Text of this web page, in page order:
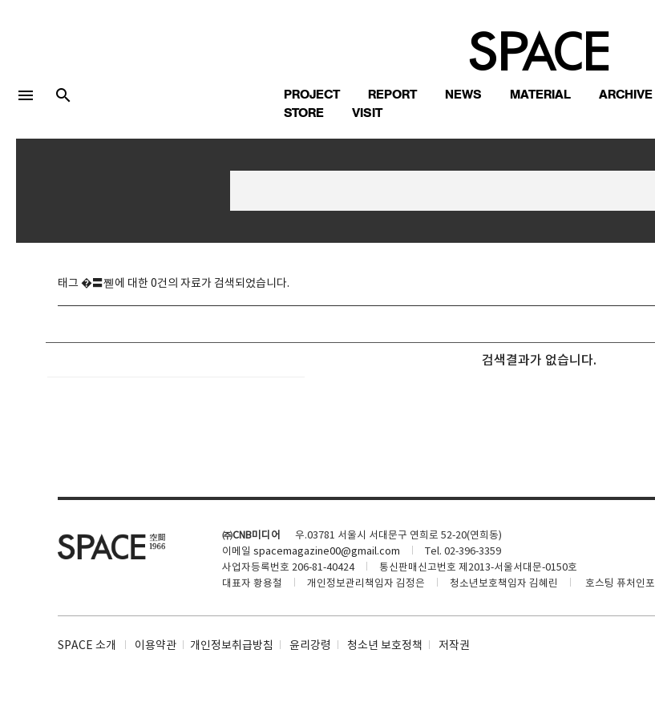
Twitter 로그인
기사문의
Contact
menu search PROJECT REPORT NEWS MATERIAL ARCHIVE
STORE
VISIT
태그 �〓쪧에 대한 0건의 자료가 검색되었습니다.
검색결과가 없습니다.
㈜CNB미디어
우.03781 서울시 서대문구 연희로 52-20(연희동)
이메일 spacemagazine00@gmail.com
Tel. 02-396-3359
사업자등록번호 206-81-40424
통신판매신고번호 제2013-서울서대문-0150호
대표자 황용철
개인정보관리책임자 김정은 청소년보호책임자 김혜린 호스팅 퓨처인포
SPACE 소개 이용약관 개인정보취급방침 윤리강령 청소년 보호정책 저작권